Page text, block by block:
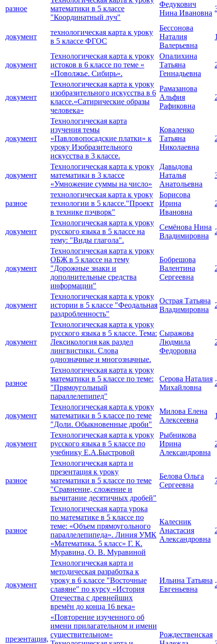
разное
математики в 5 классе
"Координатный луч"
Федукович
Нина Ивановна
документ
технологическая карта к уроку
в 5 классе ФГОС
Бессонова
Наталия
Валерьевна
документ
Технологическая карта к уроку
истоков в 6 классе по теме «
«Поволжье. Сибирь».
Опалихина
Татьяна
Геннадьевна
документ
Технологическая карта к уроку
изобразительного искусства в 6
классе.«Сатирические образы
человека»
Рамазанова
Альфия
Рафиковна
документ
Технологическая карта
изучения темы
«Павловопосадские платки» к
уроку Изобразительного
искусства в 3 классе.
Коваленко
Татьяна
Николаевна
документ
Технологическая карта к уроку
математики в 3 классе
«Умножение суммы на число»
Давыдова
Наталья
Анатольевна
разное
технологическая карта к уроку
технологии в 5 классе."Проект
в технике пэчворк"
Борисова
Ирина
Ивановна
документ
Технологическая карта к уроку
русского языка в 5 классе на
тему: "Виды глагола".
Семёнова Нина
Владимировна
документ
Технологическая карта к уроку
ОБЖ в 5 классе на тему
"Дорожные знаки и
дополнительные средства
информации"
Бобрешова
Валентина
Сергеевна
документ
Технологическая карта к уроку
истории в 5 классе "Феодальная
раздробленность"
Острая Татьяна
Владимировна
документ
Технологическая карта к уроку
русского языка в 5 классе. Тема:
Лексикология как раздел
лингвистики. Слова
однозначные и многозначные.
Сыражова
Людмила
Федоровна
разное
Технологическая карта к уроку
математики в 5 классе по теме:
"Прямоугольный
параллелепипед"
Серова Наталия
Михайловна
документ
Технологическая карта к уроку
математики в 5 классе по теме
"Доли. Обыкновенные дроби"
Милова Елена
Алексеевна
документ
Технологическая карта к уроку
русского языка в 5 классе по
учебнику Е.А.Быстровой
Рыбникова
Ирина
Александровна
разное
Технологическая карта и
презентация к уроку
математики в 5 классе по теме
"Сравнение, сложение и
вычитание десятичных дробей"
Белова Ольга
Сергеевна
разное
Технологическая карта урока
по математике в 5 классе по
теме: «Объем прямоугольного
параллелепипеда». Линия УМК
«Математика. 5 класс» Г. К.
Муравина, О. В. Муравиной
Калесник
Анастасия
Александровна
документ
Технологическая карта и
методическая разработка к
уроку в 6 классе "Восточные
славяне" по курсу «История
Отечества с древнейших
времён до конца 16 века»
Ильина Татьяна
Евгеньевна
презентация,
«Повторение изученного об
имени прилагательном и имени
существительном»
Рождественская